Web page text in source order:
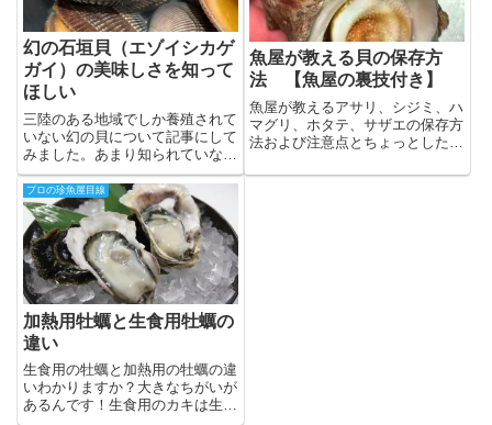
幻の石垣貝（エゾイシカゲ
ガイ）の美味しさを知って
ほしい
三陸のある地域でしか養殖されて
いない幻の貝について記事にして
みました。あまり知られていない
貝ですが味は格別！ぜひ皆さんに
も一度食べていただきたい！！
魚屋が教える貝の保存方
法 【魚屋の裏技付き】
魚屋が教えるアサリ、シジミ、ハ
マグリ、ホタテ、サザエの保存方
法および注意点とちょっとした裏
った内容が書いてあるはずです！
プロの珍魚屋目線
加熱用牡蠣と生食用牡蠣の
違い
生食用の牡蠣と加熱用の牡蠣の違
いわかりますか？大きなちがいが
あるんです！生食用のカキは生